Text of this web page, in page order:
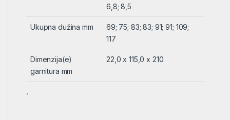
6,8; 8,5
Ukupna dužina mm
69; 75; 83; 83; 91; 91; 109;
117
Dimenzija(e)
garnitura mm
22,0 x 115,0 x 210
‘